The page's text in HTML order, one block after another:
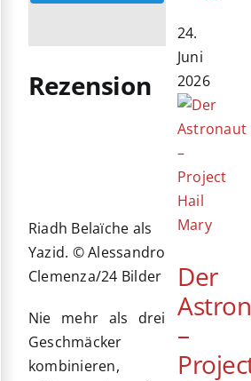
Rezension
Riadh Belaïche als
Yazid. © Alessandro
Clemenza/24 Bilder
Nie mehr als drei
Geschmäcker
kombinieren,
24.
Juni
2026
Der
–